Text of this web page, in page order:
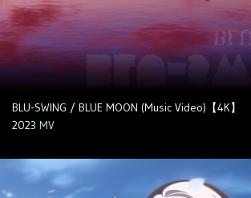
BLU-SWING / BLUE MOON (Music Video)【4K】
2023 MV